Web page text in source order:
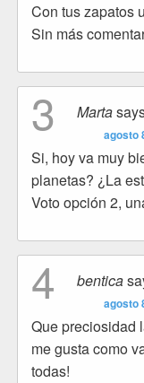
Con tus zapatos
Sin más
3 Marta
agosto
Si, hoy va muy
planetas? ¿La
Voto opción 2,
4 bentica
agosto
Que preciosidad
me gusta como
todas!